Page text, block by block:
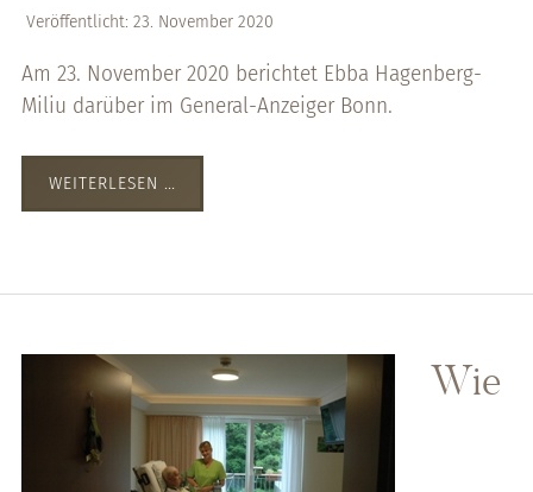
Veröffentlicht: 23. November 2020
Am 23. November 2020 berichtet Ebba Hagenberg-
Miliu darüber im General-Anzeiger Bonn.
WEITERLESEN …
Wie